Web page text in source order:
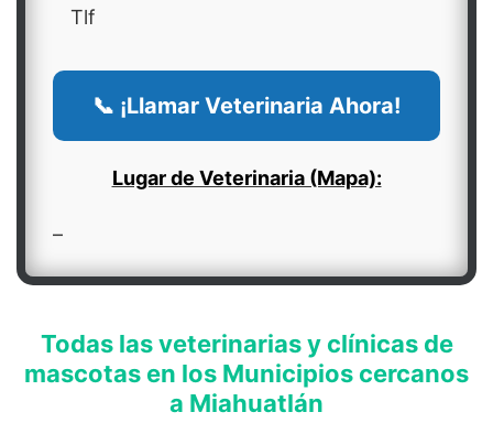
Tlf
📞 ¡Llamar Veterinaria Ahora!
Lugar de Veterinaria (Mapa):
–
Todas las veterinarias y clínicas de
mascotas en los Municipios cercanos
a Miahuatlán